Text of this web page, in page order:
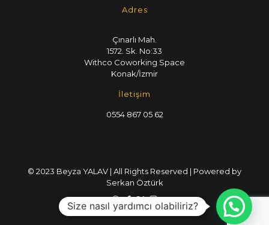
Adres
Çınarlı Mah.
1572. Sk. No:33
Withco Coworking Space
Konak/İzmir
İletişim
0554 867 05 62
© 2023 Beyza YALAV | All Rights Reserved | Powered by
Serkan Öztürk
Size nasıl yardımcı olabiliriz?